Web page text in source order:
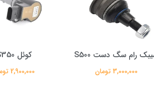
کوئل S350
2,900,000 تومان
S350